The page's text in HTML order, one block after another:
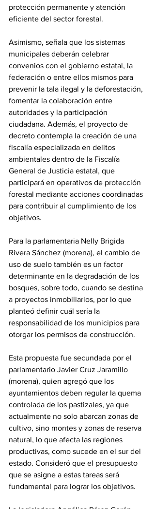
protección permanente y atención
eficiente del sector forestal.
Asimismo, señala que los sistemas
municipales deberán celebrar
convenios con el gobierno estatal, la
federación o entre ellos mismos para
prevenir la tala ilegal y la deforestación,
fomentar la colaboración entre
autoridades y la participación
ciudadana. Además, el proyecto de
decreto contempla la creación de una
fiscalía especializada en delitos
ambientales dentro de la Fiscalía
General de Justicia estatal, que
participará en operativos de protección
forestal mediante acciones coordinadas
para contribuir al cumplimiento de los
objetivos.
Para la parlamentaria Nelly Brigida
Rivera Sánchez (morena), el cambio de
uso de suelo también es un factor
determinante en la degradación de los
bosques, sobre todo, cuando se destina
a proyectos inmobiliarios, por lo que
planteó definir cuál sería la
responsabilidad de los municipios para
otorgar los permisos de construcción.
Esta propuesta fue secundada por el
parlamentario Javier Cruz Jaramillo
(morena), quien agregó que los
ayuntamientos deben regular la quema
controlada de los pastizales, ya que
actualmente no solo abarcan zonas de
cultivo, sino montes y zonas de reserva
natural, lo que afecta las regiones
productivas, como sucede en el sur del
estado. Consideró que el presupuesto
que se asigne a estas tareas será
fundamental para lograr los objetivos.